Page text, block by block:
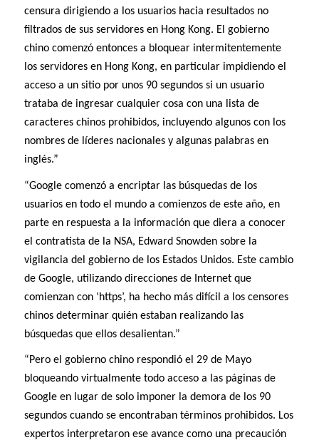
censura dirigiendo a los usuarios hacia resultados no
filtrados de sus servidores en Hong Kong. El gobierno
chino comenzó entonces a bloquear intermitentemente
los servidores en Hong Kong, en particular impidiendo el
acceso a un sitio por unos 90 segundos si un usuario
trataba de ingresar cualquier cosa con una lista de
caracteres chinos prohibidos, incluyendo algunos con los
nombres de líderes nacionales y algunas palabras en
inglés.”
“Google comenzó a encriptar las búsquedas de los
usuarios en todo el mundo a comienzos de este año, en
parte en respuesta a la información que diera a conocer
el contratista de la NSA, Edward Snowden sobre la
vigilancia del gobierno de los Estados Unidos. Este cambio
de Google, utilizando direcciones de Internet que
comienzan con ‘https’, ha hecho más difícil a los censores
chinos determinar quién estaban realizando las
búsquedas que ellos desalientan.”
“Pero el gobierno chino respondió el 29 de Mayo
bloqueando virtualmente todo acceso a las páginas de
Google en lugar de solo imponer la demora de los 90
segundos cuando se encontraban términos prohibidos. Los
expertos interpretaron ese avance como una precaución